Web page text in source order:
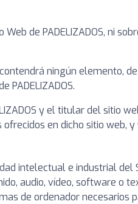
de PADELIZADOS, ni
ningún elemento,
y el titular del sitio
en dicho sitio web,
intelectual e industrial del
audio, vídeo, software o
de ordenador necesarios